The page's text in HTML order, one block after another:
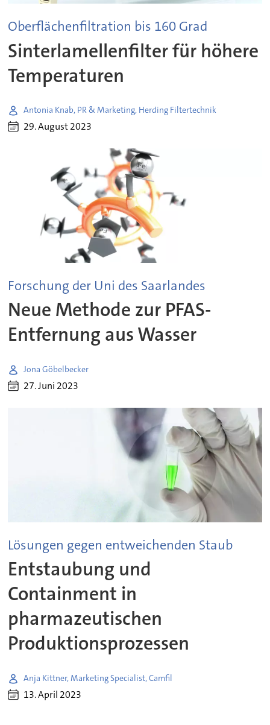
Oberflächenfiltration bis 160 Grad
Sinterlamellenfilter für höhere
Temperaturen
Antonia Knab, PR & Marketing, Herding Filtertechnik
29. August 2023
Forschung der Uni des Saarlandes
Neue Methode zur PFAS-
Entfernung aus Wasser
Jona Göbelbecker
27. Juni 2023
Lösungen gegen entweichenden Staub
Entstaubung und
Containment in
pharmazeutischen
Produktionsprozessen
Anja Kittner, Marketing Specialist, Camfil
13. April 2023